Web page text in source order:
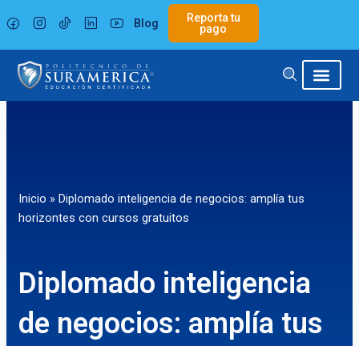
al
contenido
Blog
Reporta tu
pago
Inicio » Diplomado inteligencia de negocios: amplía tus
horizontes con cursos gratuitos
Diplomado inteligencia
de negocios: amplía tus